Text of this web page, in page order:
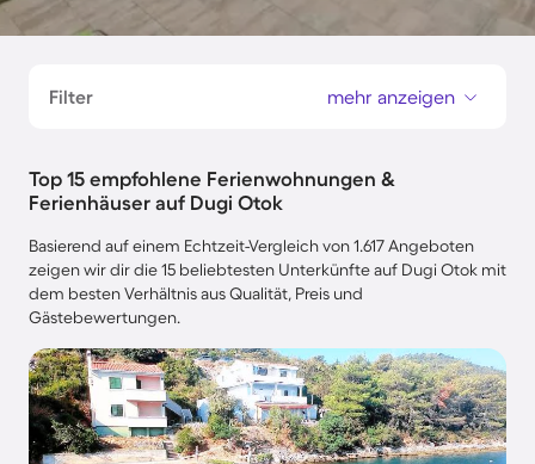
Filter mehr anzeigen
Top 15 empfohlene Ferienwohnungen &
Ferienhäuser auf Dugi Otok
Basierend auf einem Echtzeit-Vergleich von 1.617 Angeboten
zeigen wir dir die 15 beliebtesten Unterkünfte auf Dugi Otok mit
dem besten Verhältnis aus Qualität, Preis und
Gästebewertungen.